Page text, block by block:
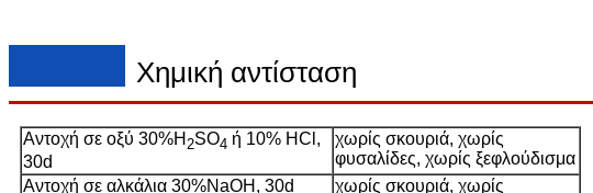
Χημική αντίσταση
Αντοχή σε οξύ 30%Η 2SO4 ή 10% HCl,
30d
χωρίς σκουριά, χωρίς
φυσαλίδες, χωρίς ξεφλούδισμα
Αντοχή σε αλκάλια 30%NaOH, 30d
χωρίς σκουριά, χωρίς